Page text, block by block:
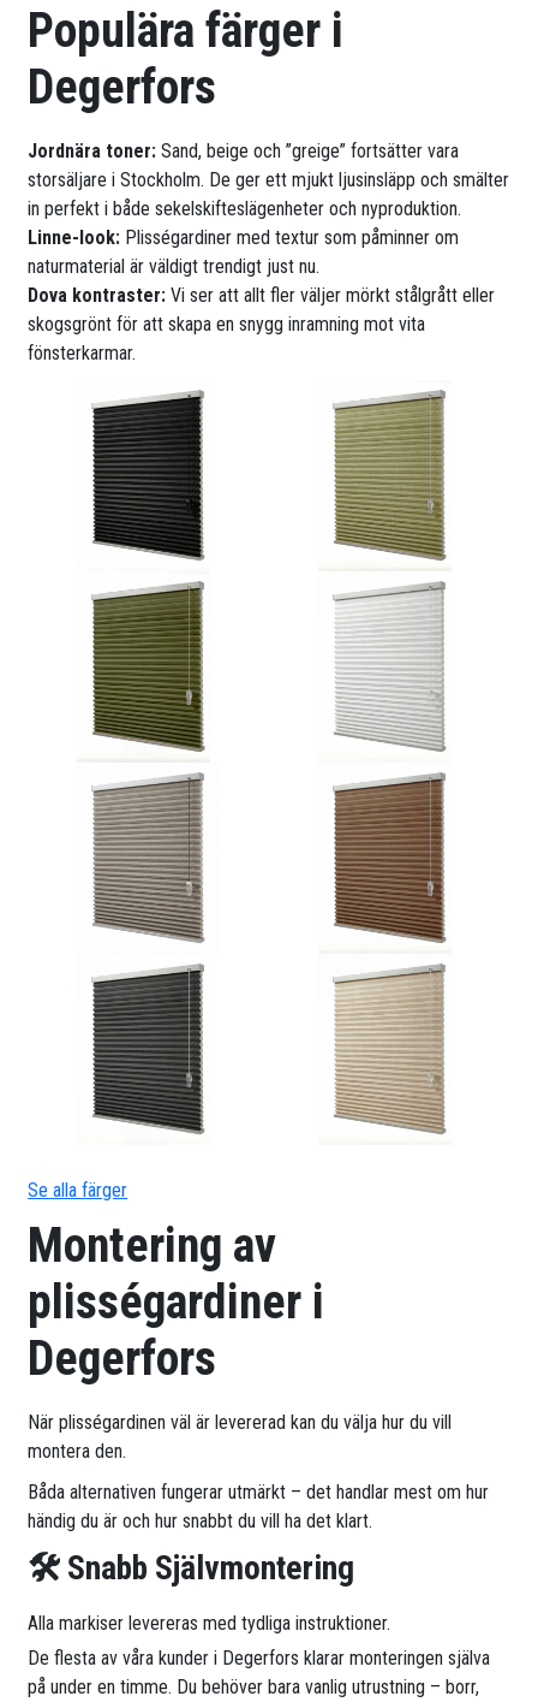
Populära färger i
Degerfors
Jordnära toner: Sand, beige och ”greige” fortsätter vara
storsäljare i Stockholm. De ger ett mjukt ljusinsläpp och smälter
in perfekt i både sekelskifteslägenheter och nyproduktion.
Linne-look: Plisségardiner med textur som påminner om
naturmaterial är väldigt trendigt just nu.
Dova kontraster: Vi ser att allt fler väljer mörkt stålgrått eller
skogsgrönt för att skapa en snygg inramning mot vita
fönsterkarmar.
Se alla färger
Montering av
plisségardiner i
Degerfors
När plisségardinen väl är levererad kan du välja hur du vill
montera den.
Båda alternativen fungerar utmärkt – det handlar mest om hur
händig du är och hur snabbt du vill ha det klart.
🛠 Snabb Självmontering
Alla markiser levereras med tydliga instruktioner.
De flesta av våra kunder i Degerfors klarar monteringen själva
på under en timme. Du behöver bara vanlig utrustning – borr,